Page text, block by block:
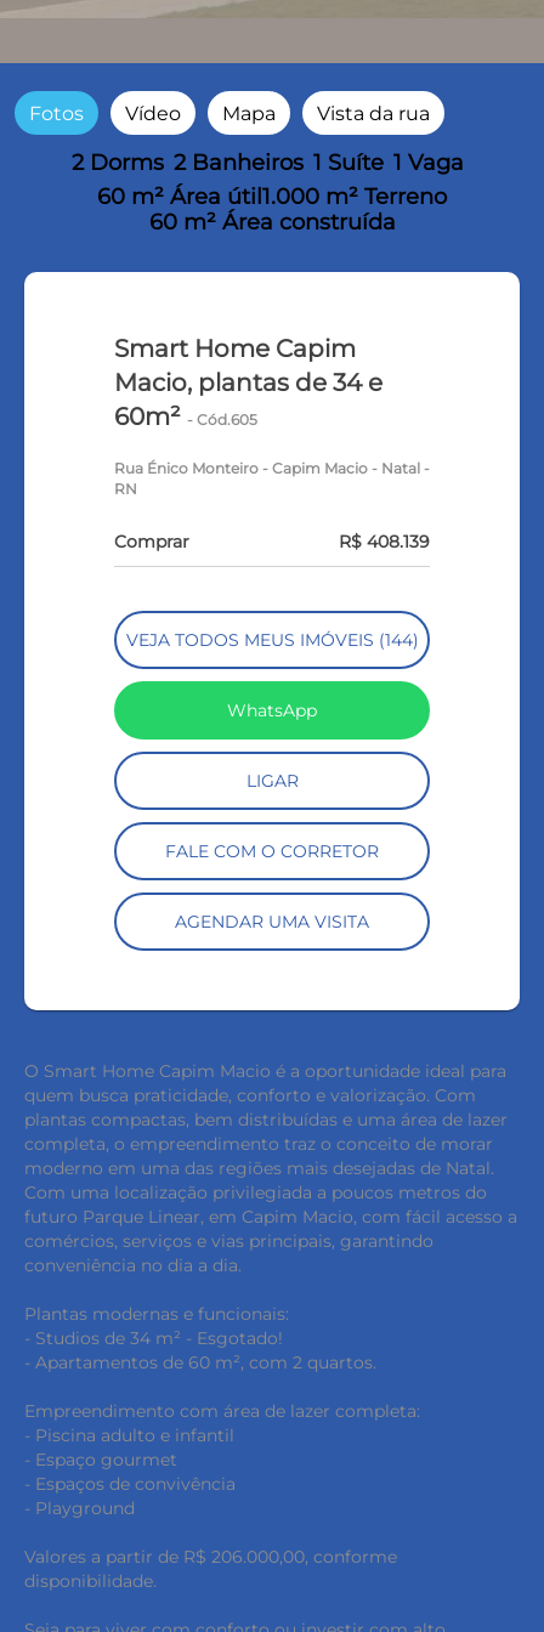
Fotos Vídeo Mapa Vista da rua
2 Dorms 2 Banheiros 1 Suíte 1 Vaga
60 m² Área útil1.000 m² Terreno
60 m² Área construída
Smart Home Capim
Macio, plantas de 34 e
60m² - Cód.605
Rua Énico Monteiro - Capim Macio - Natal -
RN
Comprar R$ 408.139
VEJA TODOS MEUS IMÓVEIS (144)
WhatsApp
LIGAR
FALE COM O CORRETOR
AGENDAR UMA VISITA
O Smart Home Capim Macio é a oportunidade ideal para
quem busca praticidade, conforto e valorização. Com
plantas compactas, bem distribuídas e uma área de lazer
completa, o empreendimento traz o conceito de morar
moderno em uma das regiões mais desejadas de Natal.
Com uma localização privilegiada a poucos metros do
futuro Parque Linear, em Capim Macio, com fácil acesso a
comércios, serviços e vias principais, garantindo
conveniência no dia a dia.
Plantas modernas e funcionais:
- Studios de 34 m² - Esgotado!
- Apartamentos de 60 m², com 2 quartos.
Empreendimento com área de lazer completa:
- Piscina adulto e infantil
- Espaço gourmet
- Espaços de convivência
- Playground
Valores a partir de R$ 206.000,00, conforme
disponibilidade.